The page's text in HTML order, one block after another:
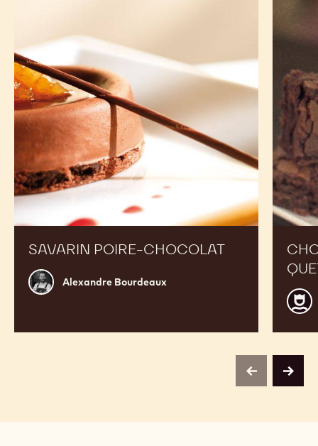
SAVARIN POIRE-CHOCOLAT
Alexandre
Bourdeaux
Alexandre Bourdeaux
Guy
Van
Quetzal
previousnext